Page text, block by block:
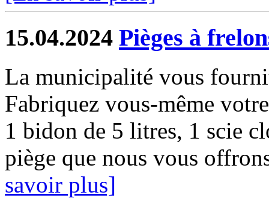
15.04.2024 Pièges à
La municipalité vous
Fabriquez vous-même
1 bidon de 5 litres, 1 scie
piège que nous vous
savoir plus]